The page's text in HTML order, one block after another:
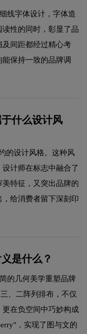
线字体设计，字体造
性的同时，彰显了品
间距都经过精心考
保持一致的品牌调
什么设计风
的设计风格。这种风
计师在标志中融合了
特征，又突出品牌的
给消费者留下深刻印
是什么？
的几何美学重塑品牌
、二阵列排布，不仅
在负空间中巧妙构成
，实现了图与文的